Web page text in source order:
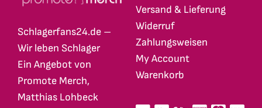
Schlagerfans24.de –
Wir leben Schlager
Ein Angebot von
Promote Merch,
Matthias Lohbeck
Versand & Lieferung
Widerruf
Zahlungsweisen
My Account
Warenkorb